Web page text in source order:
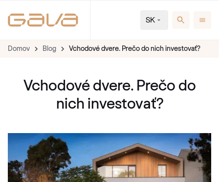
SK
Domov Blog Vchodové dvere. Prečo do nich investovať?
Vchodové dvere. Prečo do
nich investovať?